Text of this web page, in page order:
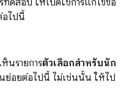
ทดสอบ ให้เปิดใช้การแก้ไขข้อ
อไปนี้
นรายการตัวเลือกสำหรับนัก
ย่อยต่อไปนี้ ไม่เช่นนั้น ให้ไป